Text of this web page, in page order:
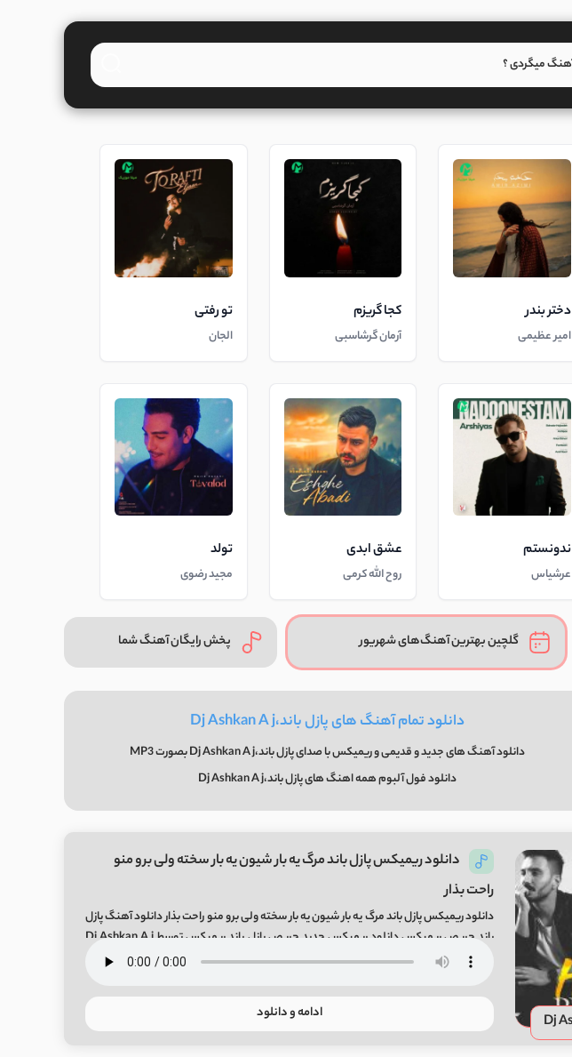
دختر بندر
امیر عظیمی
کجا گریزم
آرمان گرشاسبی
تو رفتی
الجان
ندونستم
عرشیاس
عشق ابدی
روح الله کرمی
تولد
مجید رضوی
گلچین بهترین آهنگ‌های شهریور پخش رایگان آهنگ شما
دانلود تمام آهنگ های پازل باند،Dj Ashkan A j
دانلود آهنگ های جدید و قدیمی و ریمیکس با صدای پازل باند،Dj Ashkan A j بصورت MP3
دانلود فول آلبوم همه اهنگ های پازل باند،Dj Ashkan A j
دانلود ریمیکس پازل باند مرگ یه بار شیون یه بار سخته ولی برو منو
راحت بذار
دانلود ریمیکس پازل باند مرگ یه بار شیون یه بار سخته ولی برو منو راحت بذار دانلود آهنگ پازل
باند حریص ریمیکس دانلود ریمیکس جدید حریص پازل باند ریمیکس توسط Dj Ashkan A j
دی جی رهام DJ Roham
ادامه و دانلود